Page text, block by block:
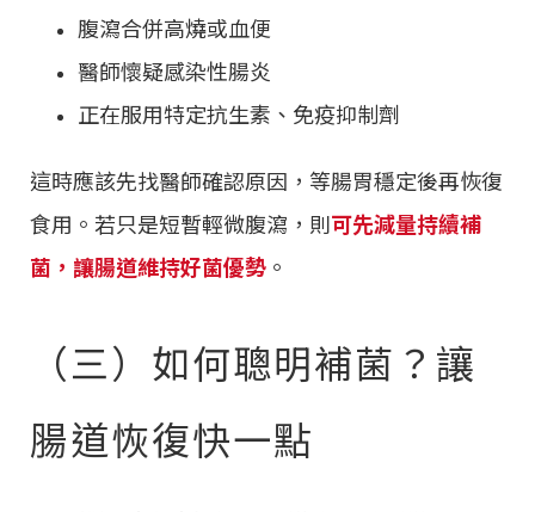
腹瀉合併高燒或血便
醫師懷疑感染性腸炎
正在服用特定抗生素、免疫抑制劑
這時應該先找醫師確認原因，等腸胃穩定後再恢復
食用。若只是短暫輕微腹瀉，則可先減量持續補
菌，讓腸道維持好菌優勢 。
（三）如何聰明補菌？讓
腸道恢復快一點